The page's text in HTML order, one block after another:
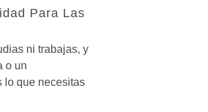
Para Las
ni trabajas, y
o un
lo que necesitas